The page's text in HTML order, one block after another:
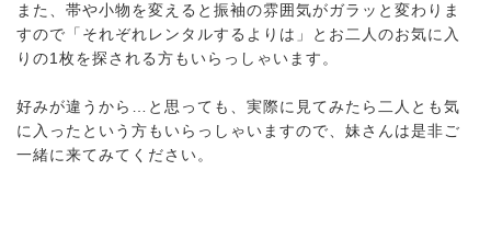
また、帯や小物を変えると振袖の雰囲気がガラッと変わりま
すので「それぞれレンタルするよりは」とお二人のお気に入
りの1枚を探される方もいらっしゃいます。
好みが違うから…と思っても、実際に見てみたら二人とも気
に入ったという方もいらっしゃいますので、妹さんは是非ご
一緒に来てみてください。